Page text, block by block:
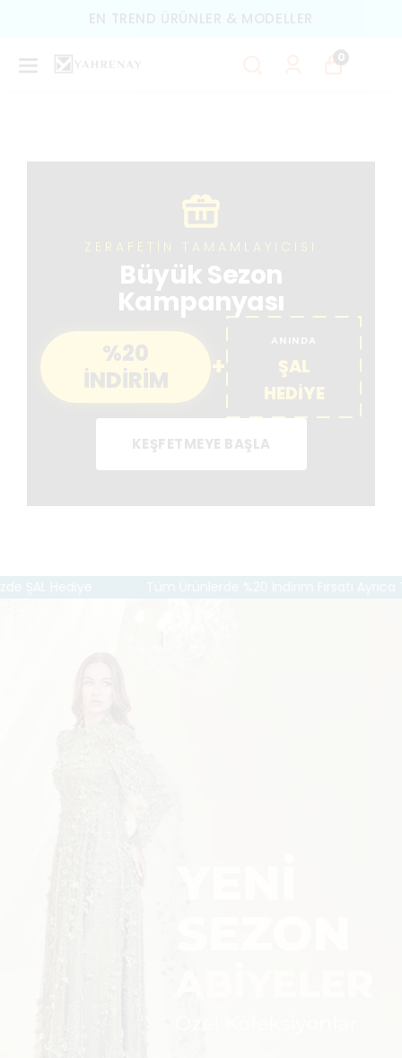
TÜM ÜRÜNLERDE
0
ZERAFETİN TAMAMLAYICISI
Büyük Sezon
Kampanyası
%20
İNDİRİM
+
ANINDA
ŞAL
HEDİYE
KEŞFETMEYE BAŞLA